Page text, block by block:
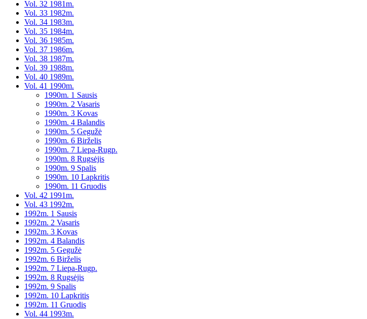
Vol. 32 1981m.
Vol. 33 1982m.
Vol. 34 1983m.
Vol. 35 1984m.
Vol. 36 1985m.
Vol. 37 1986m.
Vol. 38 1987m.
Vol. 39 1988m.
Vol. 40 1989m.
Vol. 41 1990m.
1990m. 1 Sausis
1990m. 2 Vasaris
1990m. 3 Kovas
1990m. 4 Balandis
1990m. 5 Gegužė
1990m. 6 Birželis
1990m. 7 Liepa-Rugp.
1990m. 8 Rugsėjis
1990m. 9 Spalis
1990m. 10 Lapkritis
1990m. 11 Gruodis
Vol. 42 1991m.
Vol. 43 1992m.
1992m. 1 Sausis
1992m. 2 Vasaris
1992m. 3 Kovas
1992m. 4 Balandis
1992m. 5 Gegužė
1992m. 6 Birželis
1992m. 7 Liepa-Rugp.
1992m. 8 Rugsėjis
1992m. 9 Spalis
1992m. 10 Lapkritis
1992m. 11 Gruodis
Vol. 44 1993m.